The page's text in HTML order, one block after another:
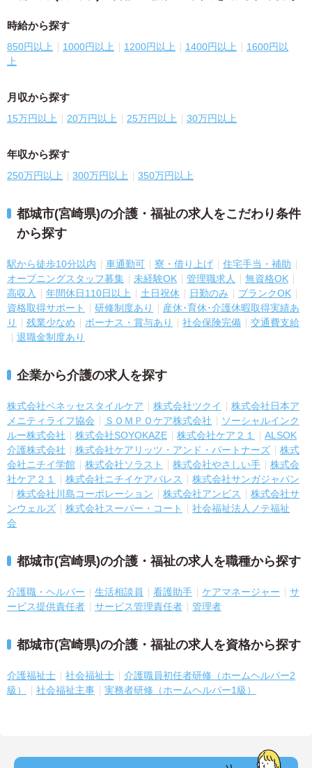
時給から探す
850円以上 1000円以上 1200円以上 1400円以上
1600円以
上
月収から探す
15万円以上 20万円以上 25万円以上 30万円以上
年収から探す
250万円以上 300万円以上 350万円以上
都城市(宮崎県)の介護・福祉の求人をこだわり条件
から探す
駅から徒歩10分以内 車通勤可 寮・借り上げ
住宅手当・補助
オープニングスタッフ募集
未経験OK 管理職求人
無資格OK
高収入
年間休日110日以上 土日祝休 日勤のみ
ブランクOK
資格取得サポート
研修制度あり
産休･育休･介護休暇取得実績あ
り
残業少なめ ボーナス・賞与あり 社会保険完備
交通費支給
退職金制度あり
企業から介護の求人を探す
株式会社ベネッセスタイルケア 株式会社ツクイ
株式会社日本ア
メニティライフ協会
ＳＯＭＰＯケア株式会社
ソーシャルインク
ルー株式会社
株式会社SOYOKAZE 株式会社ケア２１
ALSOK
介護株式会社
株式会社ケアリッツ・アンド・パートナーズ
株式
会社ニチイ学館
株式会社ソラスト 株式会社やさしい手
株式会
社ケア２１
株式会社ニチイケアパレス
株式会社サンガジャパン
株式会社川島コーポレーション
株式会社アンビス
株式会社サ
ンウェルズ
株式会社スーパー・コート
社会福祉法人ノテ福祉
会
都城市(宮崎県)の介護・福祉の求人を職種から探す
介護職・ヘルパー 生活相談員 看護助手 ケアマネージャー
サ
ービス提供責任者
サービス管理責任者 管理者
都城市(宮崎県)の介護・福祉の求人を資格から探す
介護福祉士 社会福祉士
介護職員初任者研修（ホームヘルパー2
級）
社会福祉主事 実務者研修（ホームヘルパー1級）